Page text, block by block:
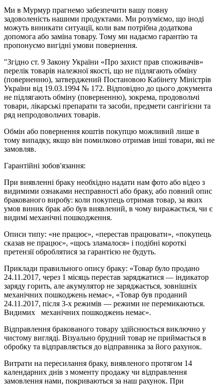
Ми в Мурмур прагнемо забезпечити вашу повну
задоволеність нашими продуктами. Ми розуміємо, що іноді
можуть виникати ситуації, коли вам потрібна додаткова
допомога або заміна товару. Тому ми надаємо гарантію та
пропонуємо вигідні умови повернення.
"Згідно ст. 9 Закону України «Про захист прав споживачів»
перелік товарів належної якості, що не підлягають обміну
(поверненню), затверджений Постановою Кабінету Міністрів
України від 19.03.1994 № 172. Відповідно до цього документа
не підлягають обміну (поверненню), зокрема, продовольчі
товари, лікарські препарати та засоби, предмети сангігієни та
ряд непродовольчих товарів.
Обмін або повернення коштів покупцю можливий лише в
тому випадку, якщо він помилково отримав інші товари, які не
замовляв.
Гарантійні зобов'язання:
При виявленні браку необхідно надати нам фото або відео з
видимими ознаками несправності або браку, або повний опис
бракованого виробу: коли покупець отримав товар, за яких
умов виник брак або був виявлений, в чому виражається, чи є
видимі механічні пошкодження.
Описи типу: «не працює», «перестав працювати», «покупець
сказав не працює», «щось зламалося» і подібні короткі
претензії оброблятися за гарантією не будуть.
Приклади правильного опису браку: «Товар було продано
24.11.2017, через 1 місяць перестав заряджатися — індикатор
заряду горить, але акумулятор не заряджається, зовнішніх
механічних пошкоджень немає», «Товар був проданий
24.11.2017, після 3-х режимів — режими не перемикаються.
Видимих механічних пошкоджень немає».
Відправлення бракованого товару здійснюється виключно у
чистому вигляді. Візуально брудний товар не приймається в
обробку та відправляється до відправника за його рахунок.
Витрати на пересилання браку, виявленого протягом 14
календарних днів з моменту продажу чи відправлення
замовлення нами, покриваються за наш рахунок. При